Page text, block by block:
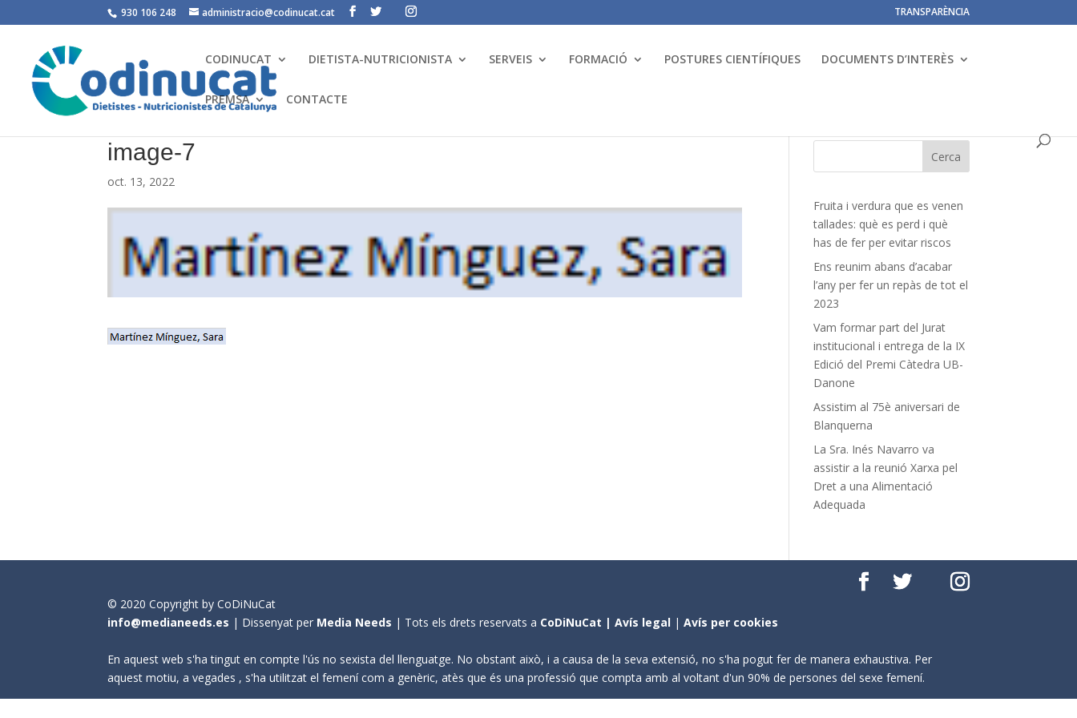
930 106 248 administracio@codinucat.cat TRANSPARÈNCIA
CODINUCAT DIETISTA-NUTRICIONISTA SERVEIS FORMACIÓ POSTURES CIENTÍFIQUES DOCUMENTS D’INTERÈS
PREMSA CONTACTE
image-7
oct. 13, 2022
Fruita i verdura que es venen
tallades: què es perd i què
has de fer per evitar riscos
Ens reunim abans d’acabar
l’any per fer un repàs de tot el
2023
Vam formar part del Jurat
institucional i entrega de la IX
Edició del Premi Càtedra UB-
Danone
Assistim al 75è aniversari de
Blanquerna
La Sra. Inés Navarro va
assistir a la reunió Xarxa pel
Dret a una Alimentació
Adequada
© 2020 Copyright by CoDiNuCat
info@medianeeds.es | Dissenyat per Media Needs | Tots els drets reservats a CoDiNuCat |Avís legal |Avís per cookies
En aquest web s'ha tingut en compte l'ús no sexista del llenguatge. No obstant això, i a causa de la seva extensió, no s'ha pogut fer de manera exhaustiva. Per
aquest motiu, a vegades , s'ha utilitzat el femení com a genèric, atès que és una professió que compta amb al voltant d'un 90% de persones del sexe femení.